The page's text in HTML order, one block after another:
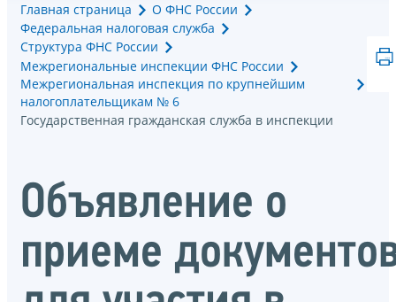
Главная страница
О ФНС России
Федеральная налоговая служба
Структура ФНС России
Межрегиональные инспекции ФНС России
Межрегиональная инспекция по крупнейшим
налогоплательщикам № 6
Государственная гражданская служба в инспекции
Объявление о
приеме